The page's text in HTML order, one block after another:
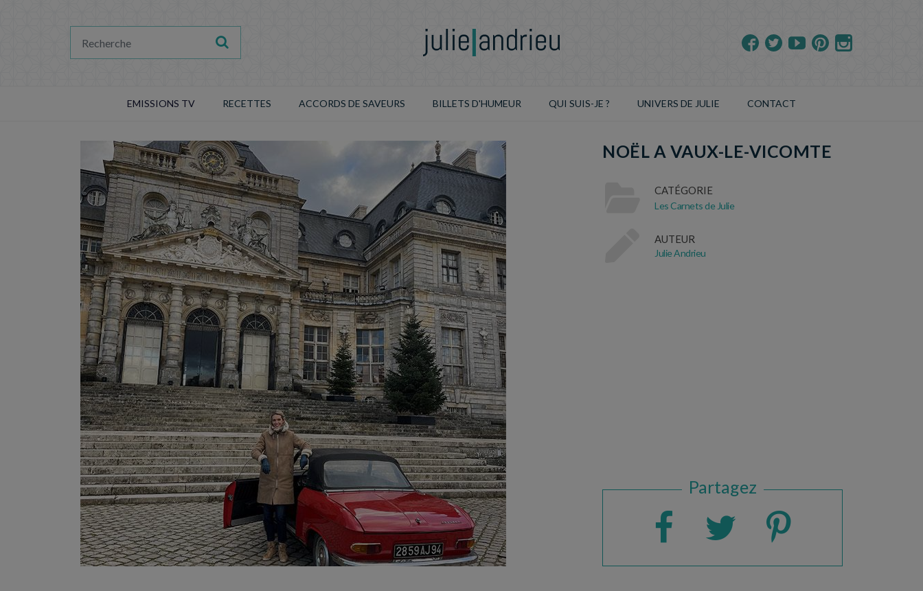
EMISSIONS TV RECETTES ACCORDS DE SAVEURS BILLETS D'HUMEUR QUI SUIS-JE ? UNIVERS DE JULIE CONTACT
NOËL A VAUX-LE-VICOMTE
CATÉGORIE
Les Carnets de Julie
AUTEUR
Julie Andrieu
Partagez